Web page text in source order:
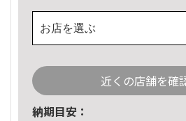
お店を選ぶ
近くの店舗を確
納期目安：